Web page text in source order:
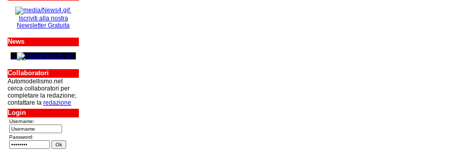
Iscriviti alla nostra
Newsletter Gratuita
News
Collaboratori
Automodellismo.net
cerca collaboratori per
completare la redazione;
contattare la redazione
Login
Username:
Password: